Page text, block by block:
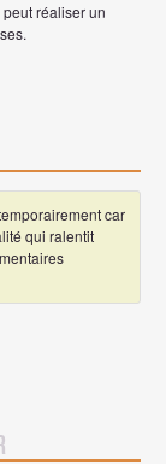
réaliser un
car
qui ralentit